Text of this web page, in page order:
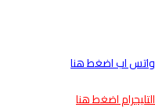
واتس اب اضغط هنا
اضغط هنا